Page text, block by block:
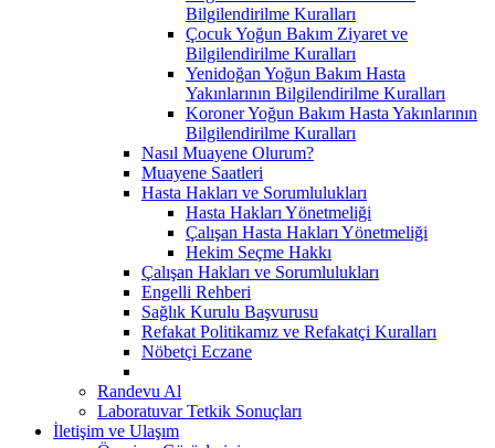
Bilgilendirilme Kuralları
Çocuk Yoğun Bakım Ziyaret ve
Bilgilendirilme Kuralları
Yenidoğan Yoğun Bakım Hasta
Yakınlarının Bilgilendirilme Kuralları
Koroner Yoğun Bakım Hasta Yakınlarının
Bilgilendirilme Kuralları
Nasıl Muayene Olurum?
Muayene Saatleri
Hasta Hakları ve Sorumlulukları
Hasta Hakları Yönetmeliği
Çalışan Hasta Hakları Yönetmeliği
Hekim Seçme Hakkı
Çalışan Hakları ve Sorumlulukları
Engelli Rehberi
Sağlık Kurulu Başvurusu
Refakat Politikamız ve Refakatçi Kuralları
Nöbetçi Eczane
Randevu Al
Laboratuvar Tetkik Sonuçları
İletişim ve Ulaşım